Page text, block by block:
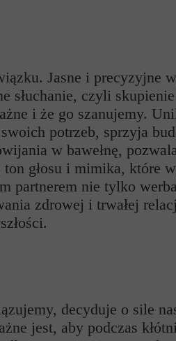
Jasne i precyzyjne
czyli
i że go szanujemy.
potrzeb, sprzyja
w bawełnę,
głosu i mimika, które
partnerem nie tylko
zdrowej i trwałej
decyduje o sile
jest, aby podczas